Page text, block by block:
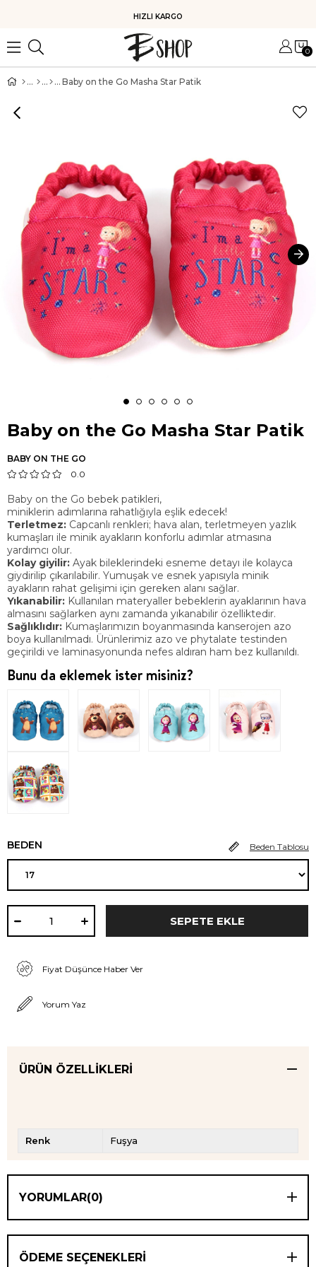
HIZLI KARGO
0
Baby on the Go Masha Star Patik
Baby on the Go Masha Star Patik
BABY ON THE GO
0.0
Baby on the Go bebek patikleri,
miniklerin adımlarına rahatlığıyla eşlik edecek!
Terletmez: Capcanlı renkleri; hava alan, terletmeyen yazlık
kumaşları ile minik ayakların konforlu adımlar atmasına
yardımcı olur.
Kolay giyilir: Ayak bileklerindeki esneme detayı ile kolayca
giydirilip çıkarılabilir. Yumuşak ve esnek yapısıyla minik
ayakların rahat gelişimi için gereken alanı sağlar.
Yıkanabilir: Kullanılan materyaller bebeklerin ayaklarının hava
almasını sağlarken aynı zamanda yıkanabilir özelliktedir.
Sağlıklıdır: Kumaşlarımızın boyanmasında kanserojen azo
boya kullanılmadı. Ürünlerimiz azo ve phytalate testinden
geçirildi ve laminasyonunda nefes aldıran ham bez kullanıldı.
Bunu da eklemek ister misiniz?
BEDEN Beden Tablosu
Fiyat Düşünce Haber Ver
Yorum Yaz
ÜRÜN ÖZELLIKLERI
Renk Fuşya
YORUMLAR(0)
ÖDEME SEÇENEKLERI